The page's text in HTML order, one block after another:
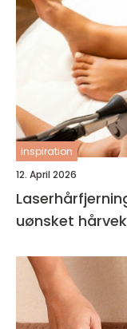
inspiration
12. April 2026
uønsket